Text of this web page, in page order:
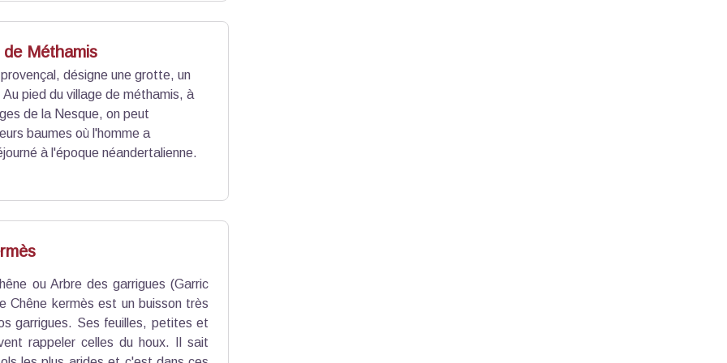
ce qui « pose problème ». C’est
Méthamis
désigne une grotte, un
pied du village de méthamis, à
de la Nesque, on peut
baumes où l'homme a
à l'époque néandertalienne.
ou Arbre des garrigues (Garric
Chêne kermès est un buisson très
garrigues. Ses feuilles, petites et
rappeler celles du houx. Il sait